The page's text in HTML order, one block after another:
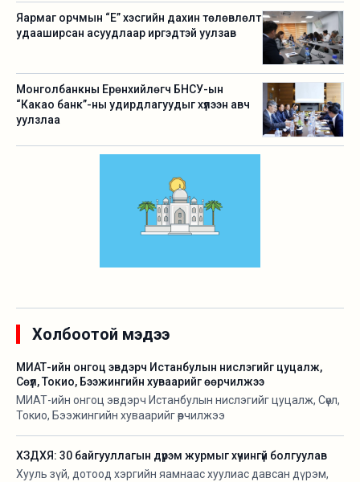
Яармаг орчмын “Е” хэсгийн дахин төлөвлөлт
удааширсан асуудлаар иргэдтэй уулзав
Монголбанкны Ерөнхийлөгч БНСУ-ын
“Какао банк”-ны удирдлагуудыг хүлээн авч
уулзлаа
Холбоотой мэдээ
МИАТ-ийн онгоц эвдэрч Истанбулын нислэгийг цуцалж,
Сөүл, Токио, Бээжингийн хуваарийг өөрчилжээ
МИАТ-ийн онгоц эвдэрч Истанбулын нислэгийг цуцалж, Сөүл,
Токио, Бээжингийн хуваарийг өөрчилжээ
ХЗДХЯ: 30 байгууллагын дүрэм журмыг хүчингүй болгуулав
Хууль зүй, дотоод хэргийн яамнаас хуулиас давсан дүрэм,